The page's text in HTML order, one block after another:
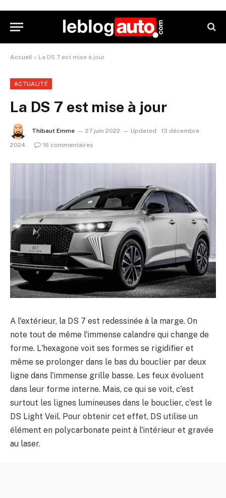
Accueil » La DS 7 est mise à jour
ACTUALITÉ
La DS 7 est mise à jour
Thibaut Emme 27 juin 2022 Updated: 13 décembre
2024
16 commentaires
A l'extérieur, la DS 7 est redessinée à la marge. On
note tout de même l'immense calandre qui change de
forme. L'hexagone voit ses formes se rigidifier et
même se prolonger dans le bas du bouclier par deux
ligne dans l'immense grille basse. Les feux évoluent
dans leur forme interne. Mais, ce qui se voit, c'est
surtout les lignes lumineuses dans le bouclier, c'est le
DS Light Veil. Pour obtenir cet effet, DS utilise un
élément en polycarbonate peint à l'intérieur et gravée
au laser.